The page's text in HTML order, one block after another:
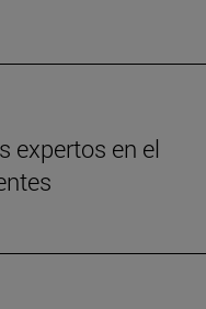
expertos en el